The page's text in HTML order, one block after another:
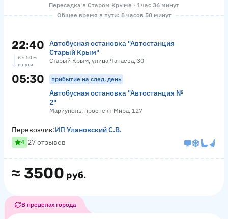
Пересадка в Старом Крыме · 1 час 36 минут
Общее время в пути: 8 часов 50 минут
22:40
Автобусная остановка "Автостанция
Старый Крым"
Старый Крым, улица Чапаева, 30
6 ч 50 м
в пути
05:30 прибытие на след. день
Автобусная остановка "Автостанция №
2"
Мариуполь, проспект Мира, 127
≈ 3500 руб.
Перевозчик:ИП Улановский С.В.
4 27 отзывов
В пределах города